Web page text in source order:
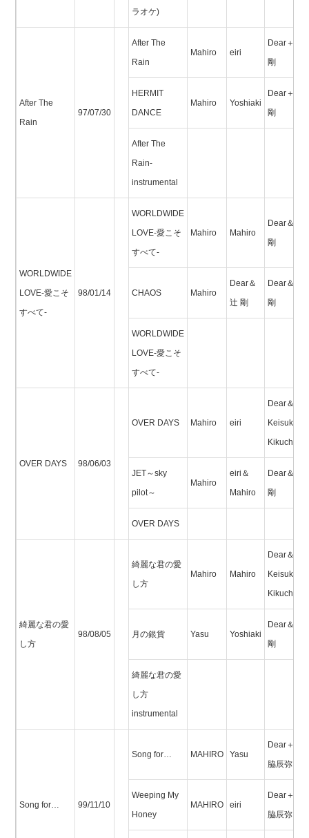
ラオケ)
After The
Rain
97/07/30
After The
Rain
Mahiro eiri
Dear＋辻
剛
HERMIT
DANCE
Mahiro Yoshiaki
Dear＋辻
剛
After The
Rain-
instrumental
WORLDWIDE
LOVE-愛こそ
すべて-
98/01/14
WORLDWIDE
LOVE-愛こそ
すべて-
Mahiro Mahiro
Dear＆辻
剛
CHAOS Mahiro
Dear＆
辻 剛
Dear＆辻
剛
WORLDWIDE
LOVE-愛こそ
すべて-
OVER DAYS 98/06/03
OVER DAYS Mahiro eiri
Dear＆
Keisuke
Kikuchi,Tip
JET～sky
pilot～
Mahiro
eiri＆
Mahiro
Dear＆辻
剛
OVER DAYS
綺麗な君の愛
し方
98/08/05
綺麗な君の愛
し方
Mahiro Mahiro
Dear＆
Keisuke
Kikuchi,Tip
月の銀貨 Yasu Yoshiaki
Dear＆辻
剛
綺麗な君の愛
し方
instrumental
Song for… 99/11/10
Song for… MAHIRO Yasu
Dear＋西
脇辰弥
Weeping My
Honey
MAHIRO eiri
Dear＋西
脇辰弥